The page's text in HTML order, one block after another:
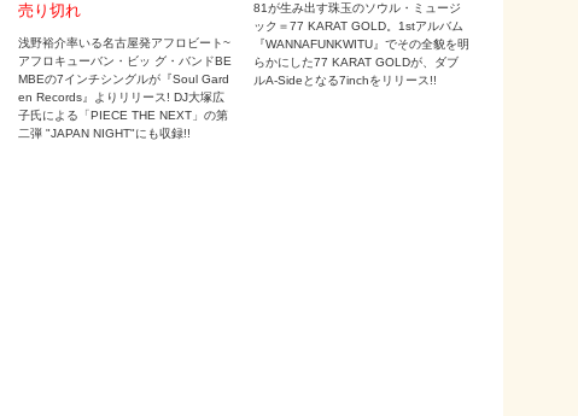
売り切れ
浅野裕介率いる名古屋発アフロビート~
アフロキューバン・ビッ グ・バンドBE
MBEの7インチシングルが『Soul Gard
en Records』よりリリース! DJ大塚広
子氏による「PIECE THE NEXT」の第
二弾 "JAPAN NIGHT"にも収録!!
81が生み出す珠玉のソウル・ミュージ
ック＝77 KARAT GOLD。1stアルバム
『WANNAFUNKWITU』でその全貌を明
らかにした77 KARAT GOLDが、ダブ
ルA-Sideとなる7inchをリリース!!